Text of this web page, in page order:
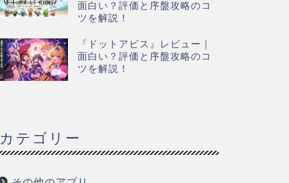
面白い？評価と序盤攻略のコ
ツを解説！
『ドットアビス』レビュー｜
面白い？評価と序盤攻略のコ
ツを解説！
カテゴリー